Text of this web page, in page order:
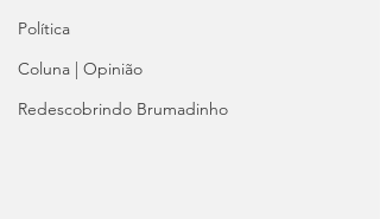
Política
Coluna | Opinião
Redescobrindo Brumadinho